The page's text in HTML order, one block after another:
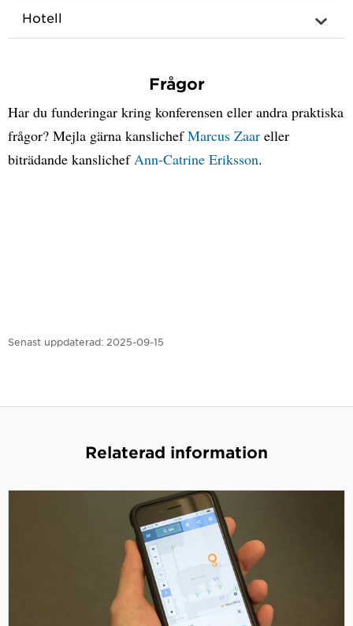
Hotell
Frågor
Har du funderingar kring konferensen eller andra praktiska
frågor? Mejla gärna kanslichefMarcus Zaar eller
biträdande kanslichefAnn-Catrine Eriksson.
Senast uppdaterad: 2025-09-15
Relaterad information